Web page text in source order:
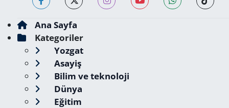
Ana Sayfa
Kategoriler
Yozgat
Asayiş
Bilim ve teknoloji
Dünya
Eğitim